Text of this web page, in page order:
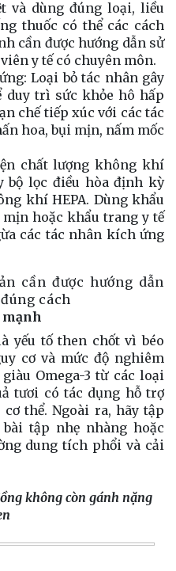
và dùng đúng loại, liều
thuốc có thể các cách
cần được hướng dẫn sử
y tế có chuyên môn.
Loại bỏ tác nhân gây
duy trì sức khỏe hô hấp
chế tiếp xúc với các tác
hoa, bụi mịn, nấm mốc
chất lượng không khí
bộ lọc điều hòa định kỳ
khí HEPA. Dùng khẩu
hoặc khẩu trang y tế
các tác nhân kích ứng
cần được hướng dẫn
cách
yếu tố then chốt vì béo
cơ và mức độ nghiêm
Omega-3 từ các loại
tươi có tác dụng hỗ trợ
thể. Ngoài ra, hãy tập
tập nhẹ nhàng hoặc
dung tích phổi và cải
không còn gánh nặng